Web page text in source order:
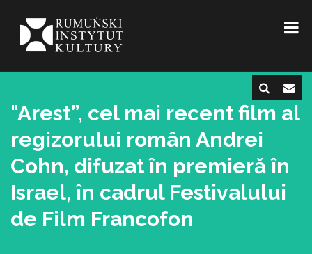
"Arest”, cel mai recent film al
regizorului român Andrei
Cohn, difuzat în premieră în
Israel, în cadrul Festivalului
de Film Francofon